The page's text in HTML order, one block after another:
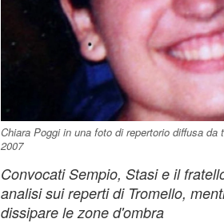
Chiara Poggi in una foto di repertorio diffusa
2007
Convocati Sempio, Stasi e il
analisi sui reperti di Tromello,
dissipare le zone d'ombra